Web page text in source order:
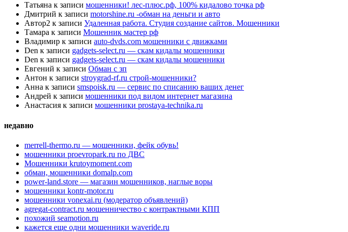
Татьяна к записи мошенники! лес-плюс.рф, 100% кидалово точка рф
Дмитрий к записи motorshine.ru -обман на деньги и авто
Автор2 к записи Удаленная работа. Студия создание сайтов. Мошенники
Тамара к записи Мошенник мастер рф
Владимир к записи auto-dvds.com мошенники с движками
Den к записи gadgets-select.ru — скам кидалы мошенники
Den к записи gadgets-select.ru — скам кидалы мошенники
Евгений к записи Обман с зп
Антон к записи stroygrad-rf.ru строй-мошенники?
Анна к записи smspoisk.ru — сервис по списанию ваших денег
Андрей к записи мошенники под видом интернет магазина
Анастасия к записи мошенники prostaya-technika.ru
недавно
merrell-thermo.ru — мошенники, фейк обувь!
мошенники proevropark.ru по ДВС
Мошенники krutoymoment.com
обман, мошенники domalp.com
power-land.store — магазин мошенников, наглые воры
мошенники kontr-motor.ru
мошенники vonexai.ru (модератор объявлений)
agregat-contract.ru мошенничество с контрактными КПП
похожий seamotion.ru
кажется еще одни мошенники waveride.ru